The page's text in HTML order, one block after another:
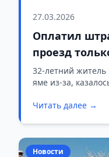
27.03.2026
Оплатил
проезд
интернета
32-летний житель
яме из-за,
почти в 1000
Читать далее →
Новости